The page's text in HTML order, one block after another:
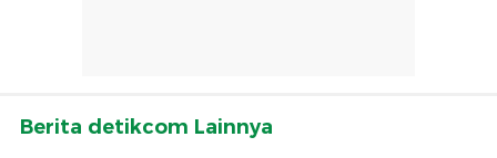
Berita detikcom Lainnya